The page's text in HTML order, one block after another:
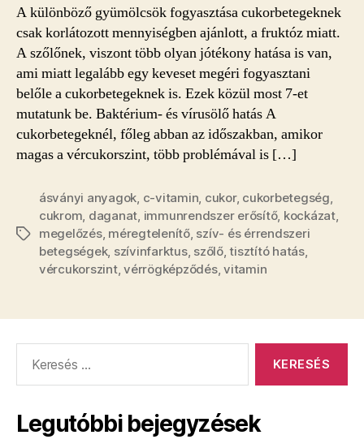
A különböző gyümölcsök fogyasztása cukorbetegeknek
csak korlátozott mennyiségben ajánlott, a fruktóz miatt.
A szőlőnek, viszont több olyan jótékony hatása is van,
ami miatt legalább egy keveset megéri fogyasztani
belőle a cukorbetegeknek is. Ezek közül most 7-et
mutatunk be. Baktérium- és vírusölő hatás A
cukorbetegeknél, főleg abban az időszakban, amikor
magas a vércukorszint, több problémával is […]
Címkék
ásványi anyagok, c-vitamin, cukor, cukorbetegség,
cukrom, daganat, immunrendszer erősítő, kockázat,
megelőzés, méregtelenítő, szív- és érrendszeri
betegségek, szívinfarktus, szőlő,tisztító hatás,
vércukorszint,vérrögképződés,vitamin
Legutóbbi bejegyzések